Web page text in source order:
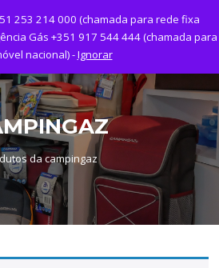
253 214 000 (chamada para rede fixa
Gás +351 917 544 444 (chamada para
nacional) -Ignorar
Menu
da campingaz